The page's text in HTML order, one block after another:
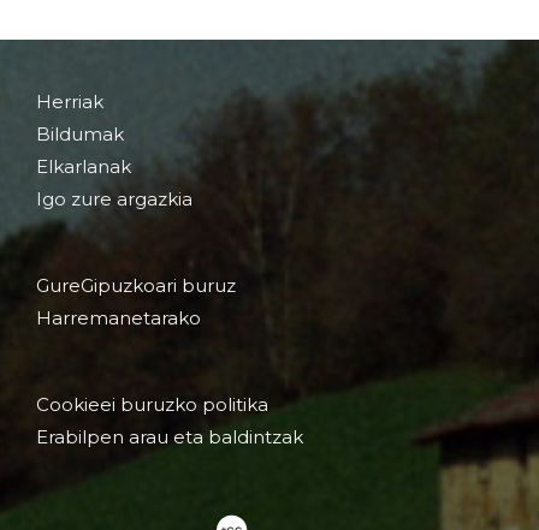
Herriak
Bildumak
Elkarlanak
Igo zure argazkia
GureGipuzkoari buruz
Harremanetarako
Cookieei buruzko politika
Erabilpen arau eta baldintzak